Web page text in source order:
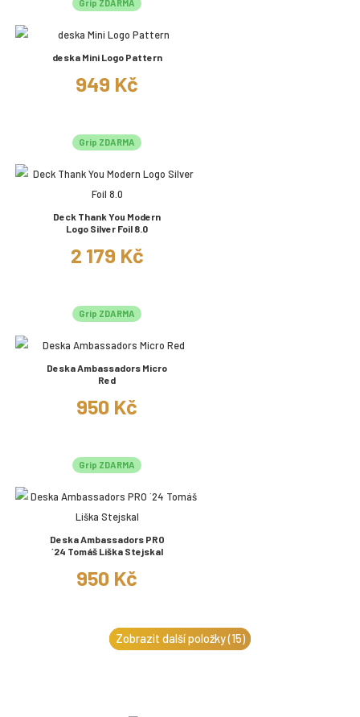
Grip ZDARMA
deska Mini Logo Pattern
949 Kč
Grip ZDARMA
Deck Thank You Modern
Logo Silver Foil 8.0
2 179 Kč
Grip ZDARMA
Deska Ambassadors Micro
Red
950 Kč
Grip ZDARMA
Deska Ambassadors PRO
´24 Tomáš Liška Stejskal
950 Kč
Zobrazit další položky (15)